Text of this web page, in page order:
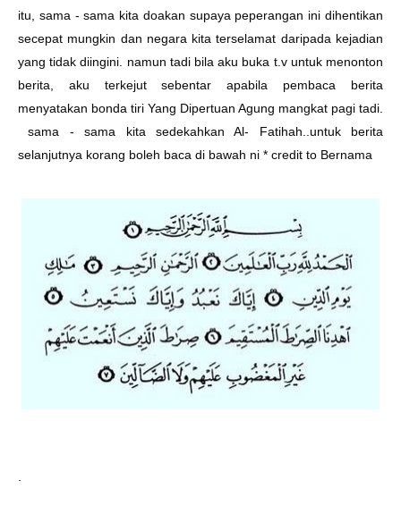
itu, sama - sama kita doakan supaya peperangan ini dihentikan
secepat mungkin dan negara kita terselamat daripada kejadian
yang tidak diingini. namun tadi bila aku buka t.v untuk menonton
berita, aku terkejut sebentar apabila pembaca berita
menyatakan bonda tiri Yang Dipertuan Agung mangkat pagi tadi.
sama - sama kita sedekahkan Al- Fatihah..untuk berita
selanjutnya korang boleh baca di bawah ni * credit to Bernama